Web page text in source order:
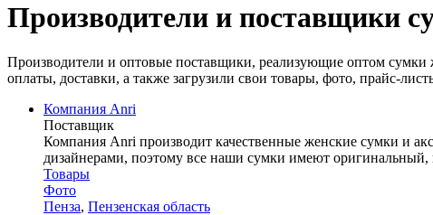
Производители и поставщики
Производители и оптовые поставщики, реализующие оптом сумки
оплаты, доставки, а также загрузили свои товары, фото, прайс-
Компания Anri
Поставщик
Компания Anri производит качественные женские сумки и
дизайнерами, поэтому все наши сумки имеют
Товары
Фото
Пенза, Пензенская область